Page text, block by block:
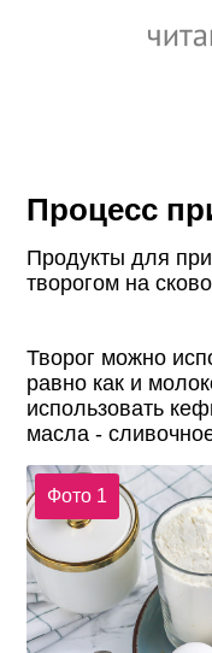
Процесс
Продукты для
творогом на
Творог можно
равно как и
использовать
масла -
Фото 1